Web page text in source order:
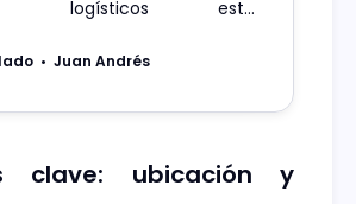
logísticos está
la experiencia del
Juan Andrés
clave: ubicación y